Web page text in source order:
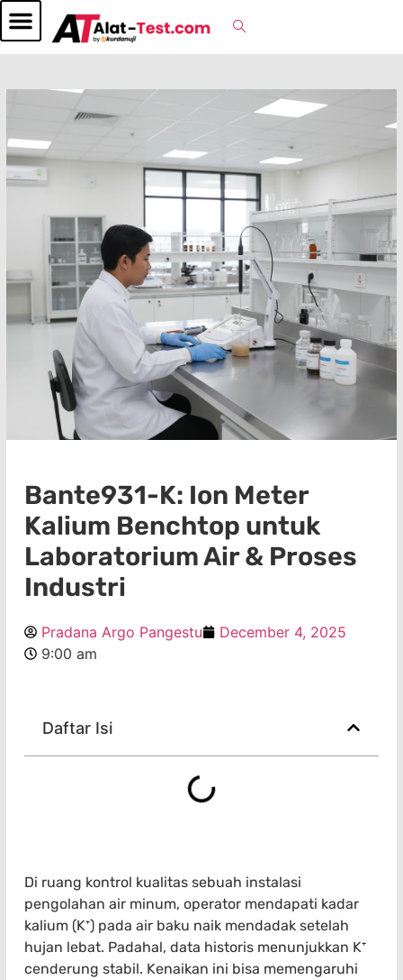
Bante931-K: Ion Meter
Kalium Benchtop untuk
Laboratorium Air & Proses
Industri
Pradana Argo Pangestu
December 4, 2025
9:00 am
Daftar Isi
Di ruang kontrol kualitas sebuah instalasi
pengolahan air minum, operator mendapati kadar
kalium (K⁺) pada air baku naik mendadak setelah
hujan lebat. Padahal, data historis menunjukkan K⁺
cenderung stabil. Kenaikan ini bisa memengaruhi